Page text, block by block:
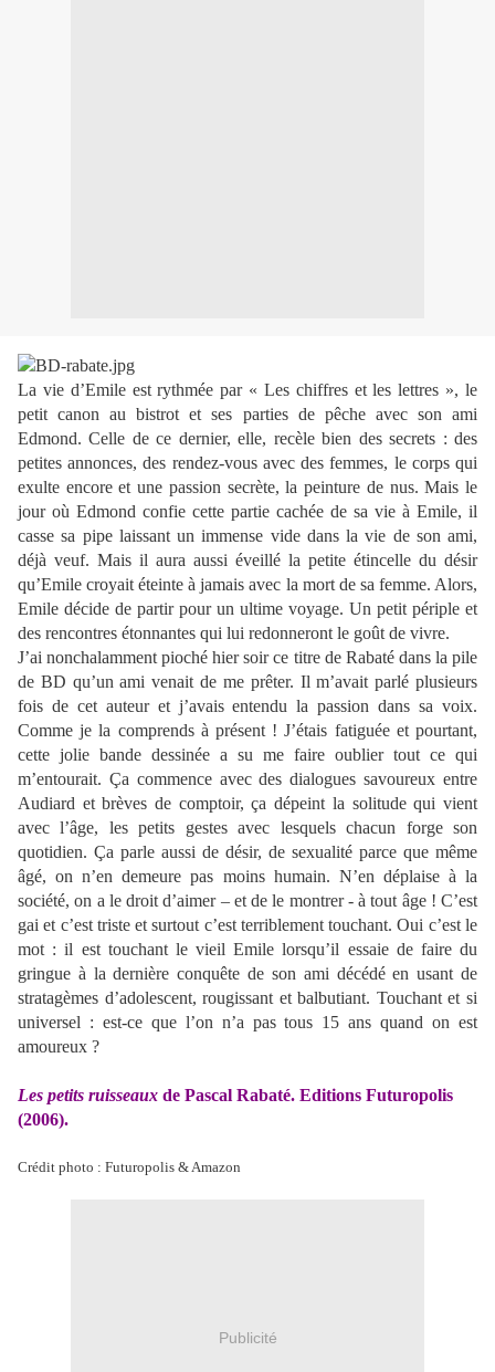
La vie d’Emile est rythmée par « Les chiffres et les lettres », le
petit canon au bistrot et ses parties de pêche avec son ami
Edmond. Celle de ce dernier, elle, recèle bien des secrets : des
petites annonces, des rendez-vous avec des femmes, le corps qui
exulte encore et une passion secrète, la peinture de nus. Mais le
jour où Edmond confie cette partie cachée de sa vie à Emile, il
casse sa pipe laissant un immense vide dans la vie de son ami,
déjà veuf. Mais il aura aussi éveillé la petite étincelle du désir
qu’Emile croyait éteinte à jamais avec la mort de sa femme. Alors,
Emile décide de partir pour un ultime voyage. Un petit périple et
des rencontres étonnantes qui lui redonneront le goût de vivre.
J’ai nonchalamment pioché hier soir ce titre de Rabaté dans la pile
de BD qu’un ami venait de me prêter. Il m’avait parlé plusieurs
fois de cet auteur et j’avais entendu la passion dans sa voix.
Comme je la comprends à présent ! J’étais fatiguée et pourtant,
cette jolie bande dessinée a su me faire oublier tout ce qui
m’entourait. Ça commence avec des dialogues savoureux entre
Audiard et brèves de comptoir, ça dépeint la solitude qui vient
avec l’âge, les petits gestes avec lesquels chacun forge son
quotidien. Ça parle aussi de désir, de sexualité parce que même
âgé, on n’en demeure pas moins humain. N’en déplaise à la
société, on a le droit d’aimer – et de le montrer - à tout âge ! C’est
gai et c’est triste et surtout c’est terriblement touchant. Oui c’est le
mot : il est touchant le vieil Emile lorsqu’il essaie de faire du
gringue à la dernière conquête de son ami décédé en usant de
stratagèmes d’adolescent, rougissant et balbutiant. Touchant et si
universel : est-ce que l’on n’a pas tous 15 ans quand on est
amoureux ?
Les petits ruisseaux de Pascal Rabaté. Editions Futuropolis
(2006).
Crédit photo : Futuropolis & Amazon
Publicité